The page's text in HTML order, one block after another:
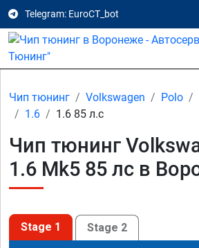
Telegram: EuroCT_bot
Чип тюнинг Volkswagen Polo
1.6
1.6 85 л.с
Чип тюнинг
1.6 Mk5 85 лс в
Stage 1 Stage 2